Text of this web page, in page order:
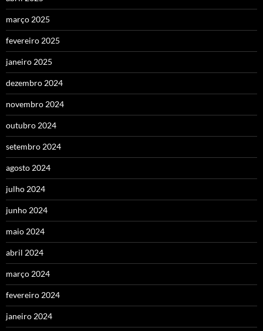
março 2025
fevereiro 2025
janeiro 2025
dezembro 2024
novembro 2024
outubro 2024
setembro 2024
agosto 2024
julho 2024
junho 2024
maio 2024
abril 2024
março 2024
fevereiro 2024
janeiro 2024